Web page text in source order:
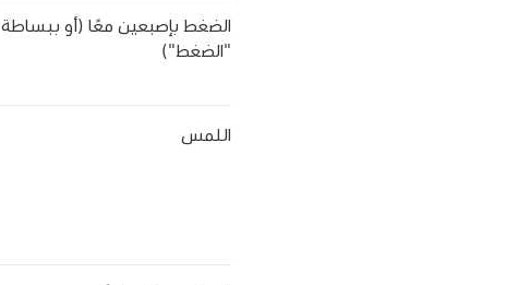
الضغط بإصبعين معًا (أو ببساطة
"الضغط")
اللمس